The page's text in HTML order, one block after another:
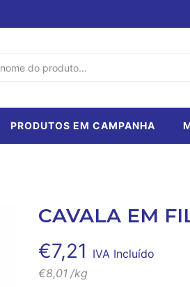
SEARCH
PRODUTOS EM CAMPANHA
CAVALA EM
€7,21 IVA Incluído
€8,01 /kg